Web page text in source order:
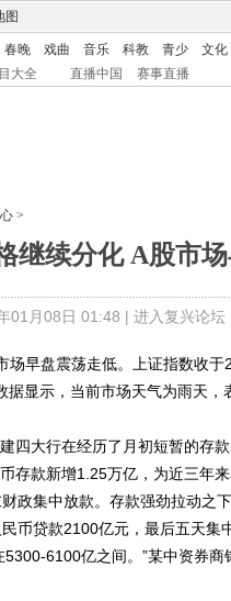
图
春晚 戏曲 音乐 科教 青少 文化
大全 直播中国 赛事直播
>
继续分化 A股市
01月08日 01:48 | 进入复兴论坛
早盘震荡走低。上证指数收于
显示，当前市场天气为雨天，
大行在经历了月初短暂的存款
存款新增1.25万亿，为近三年
政集中放款。存款强劲拉动之
币贷款2100亿元，最后五天集
6100亿之间。”某中资券商